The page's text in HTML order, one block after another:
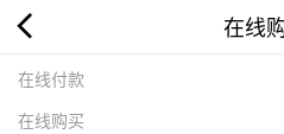
在线
在线付款
在线购买